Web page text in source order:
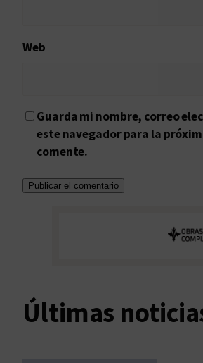
Web
Guarda mi nombre, correo
este navegador para la
comente.
Últimas